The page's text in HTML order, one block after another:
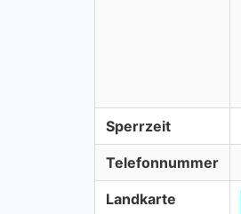
Sperrzeit
Telefonnummer
Landkarte